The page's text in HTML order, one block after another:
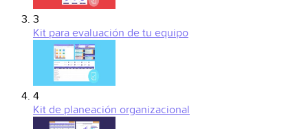
3
Kit para evaluación de tu equipo
4
Kit de planeación organizacional